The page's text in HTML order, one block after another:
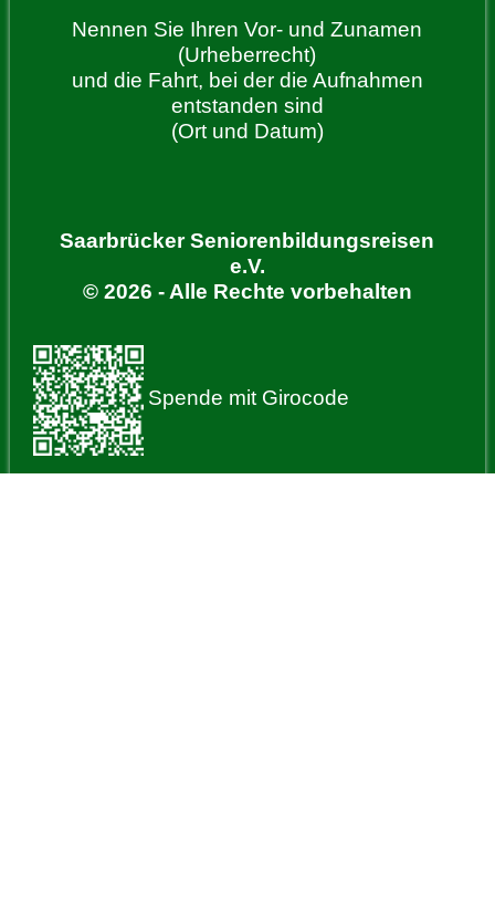
Nennen Sie Ihren Vor- und Zunamen
(Urheberrecht)
und die Fahrt, bei der die Aufnahmen
entstanden sind
(Ort und Datum)
Saarbrücker Seniorenbildungsreisen
e.V.
© 2026 - Alle Rechte vorbehalten
Spende mit Girocode